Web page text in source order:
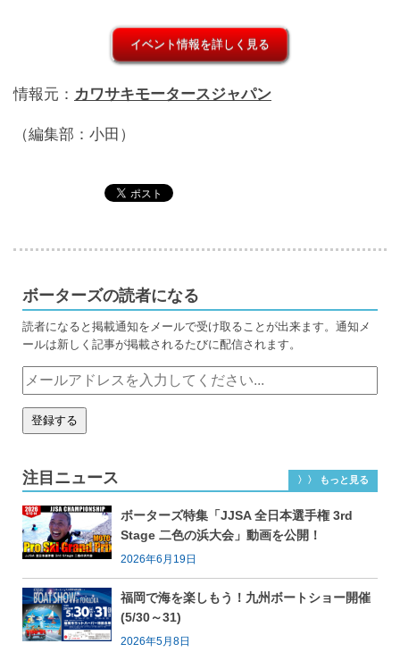
イベント情報を詳しく見る
情報元： カワサキモータースジャパン
（編集部：小田）
ボーターズの読者になる
読者になると掲載通知をメールで受け取ることが出来ます。通知メ
ールは新しく記事が掲載されるたびに配信されます。
注目ニュース 〉〉 もっと見る
ボーターズ特集「JJSA 全日本選手権 3rd
Stage 二色の浜大会」動画を公開！
2026年6月19日
福岡で海を楽しもう！九州ボートショー開催
(5/30～31)
2026年5月8日